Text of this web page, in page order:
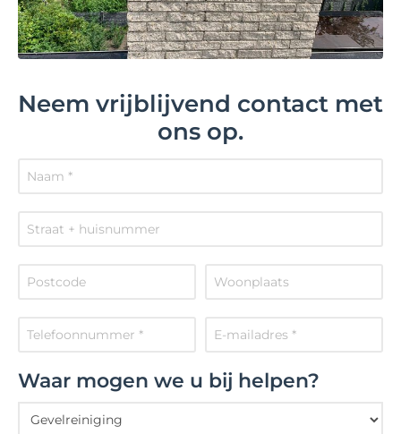
Neem vrijblijvend contact met
ons op.
Waar mogen we u bij helpen?